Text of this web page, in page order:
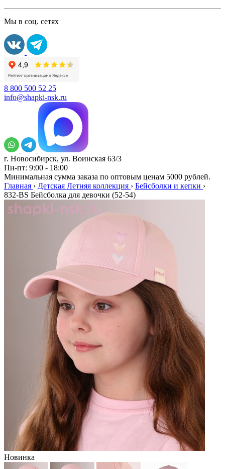
Мы в соц. сетях
8 800 500 52 25
info@shapki-nsk.ru
г. Новосибирск, ул. Воинская 63/3
Пн-пт: 9:00 - 18:00
Минимальная сумма заказа по оптовым ценам 5000 рублей.
Главная › Детская Летняя коллекция › Бейсболки и кепки ›
832-BS Бейсболка для девочки (52-54)
Новинка